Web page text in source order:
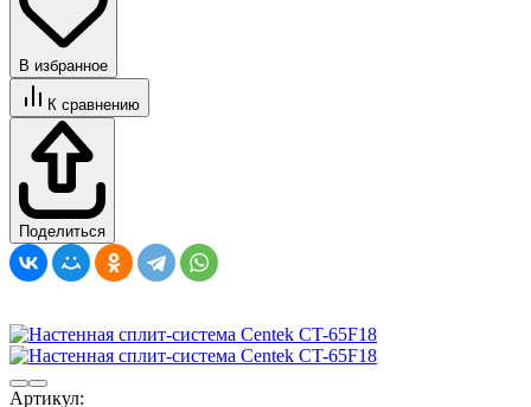
В избранное
К сравнению
Поделиться
Артикул: